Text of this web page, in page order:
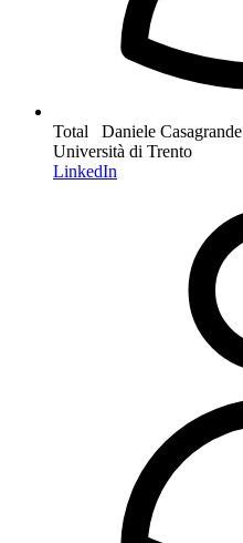
Total Daniele Casagrande
Università di Trento
LinkedIn